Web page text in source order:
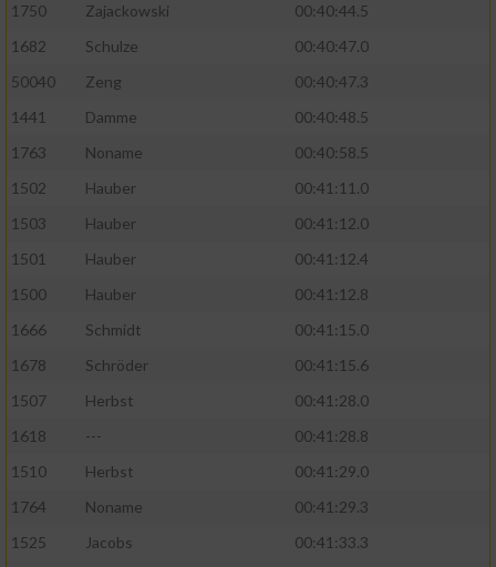
1750
Zajackowski
00:40:44.5
1682
Schulze
00:40:47.0
50040
Zeng
00:40:47.3
1441
Damme
00:40:48.5
1763
Noname
00:40:58.5
1502
Hauber
00:41:11.0
1503
Hauber
00:41:12.0
1501
Hauber
00:41:12.4
1500
Hauber
00:41:12.8
1666
Schmidt
00:41:15.0
1678
Schröder
00:41:15.6
1507
Herbst
00:41:28.0
1618
---
00:41:28.8
1510
Herbst
00:41:29.0
1764
Noname
00:41:29.3
1525
Jacobs
00:41:33.3